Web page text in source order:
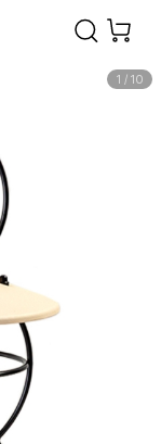
1 / 10